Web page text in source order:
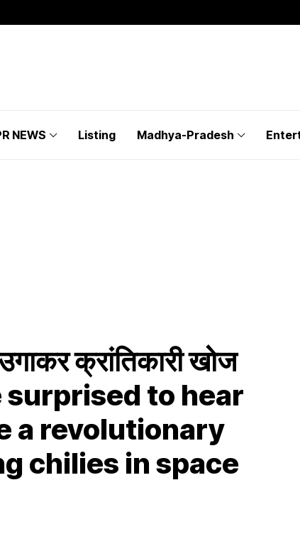
NEWS Listing Madhya-Pradesh
उगाकर क्रांतिकारी खोज
surprised to hear
a revolutionary
chilies in space